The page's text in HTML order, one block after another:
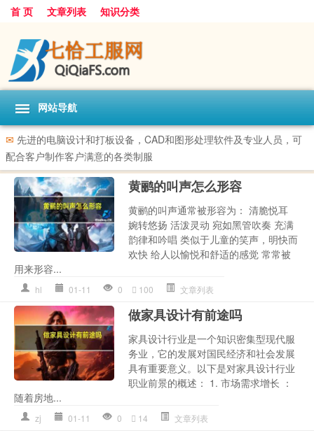
首 页 文章列表 知识分类
网站导航
✉ 先进的电脑设计和打板设备，CAD和图形处理软件及专业人员，可
配合客户制作客户满意的各类制服
黄鹂的叫声怎么形容
黄鹂的叫声通常被形容为： 清脆悦耳
婉转悠扬 活泼灵动 宛如黑管吹奏 充满
韵律和吟唱 类似于儿童的笑声，明快而
欢快 给人以愉悦和舒适的感觉 常常被
用来形容...
hl 01-11 0 100 文章列表
做家具设计有前途吗
家具设计行业是一个知识密集型现代服
务业，它的发展对国民经济和社会发展
具有重要意义。以下是对家具设计行业
职业前景的概述： 1. 市场需求增长 ：
随着房地...
zj 01-11 0 14 文章列表